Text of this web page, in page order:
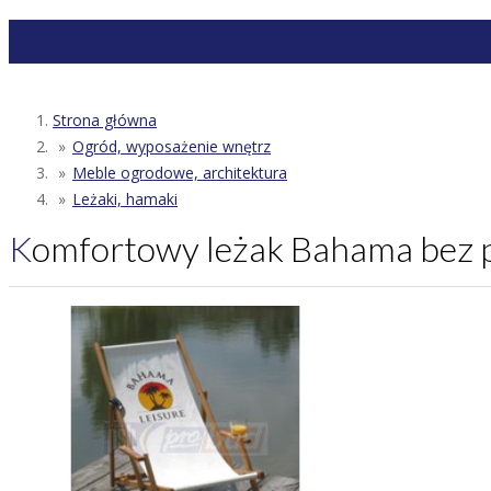
Strona główna
Ogród, wyposażenie wnętrz
Meble ogrodowe, architektura
Leżaki, hamaki
Komfortowy leżak Bahama bez